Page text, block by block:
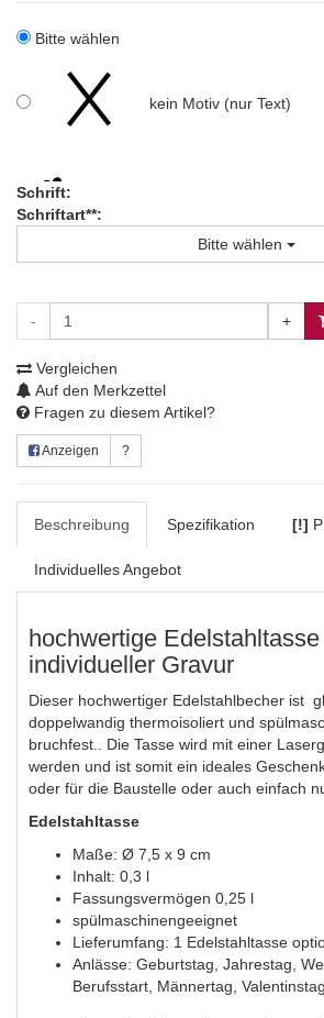
Bitte wählen
kein Motiv (nur Text)
Herz 6
Herz 10
Herz 11
Schrift:
Schriftart**:
Bitte wählen
- +
Vergleichen
Auf den Merkzettel
Fragen zu diesem Artikel?
Anzeigen ?
Beschreibung Spezifikation [!]
Individuelles Angebot
hochwertige
individueller Gravur
Dieser hochwertiger Edelstahlbecher ist
doppelwandig thermoisoliert und
bruchfest.. Die Tasse wird mit einer
werden und ist somit ein ideales
oder für die Baustelle oder auch einfach
Edelstahltasse
Maße: Ø 7,5 x 9 cm
Inhalt: 0,3 l
Fassungsvermögen 0,25 l
spülmaschinengeeignet
Lieferumfang: 1 Edelstahltasse
Anlässe: Geburtstag, Jahrestag,
Berufsstart, Männertag, Valentinstag